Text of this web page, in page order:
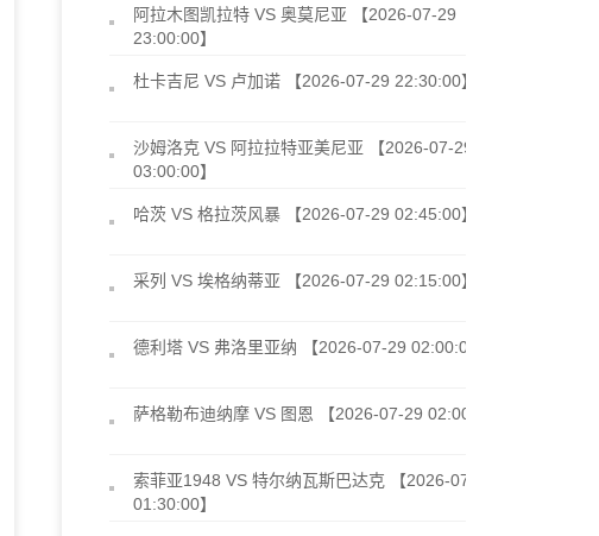
阿拉木图凯拉特 VS 奥莫尼亚 【2026-07-29
23:00:00】
杜卡吉尼 VS 卢加诺 【2026-07-29 22:30:00】
沙姆洛克 VS 阿拉拉特亚美尼亚 【2026-07-29
03:00:00】
哈茨 VS 格拉茨风暴 【2026-07-29 02:45:00】
采列 VS 埃格纳蒂亚 【2026-07-29 02:15:00】
德利塔 VS 弗洛里亚纳 【2026-07-29 02:00:00】
萨格勒布迪纳摩 VS 图恩 【2026-07-29 02:00:00】
索菲亚1948 VS 特尔纳瓦斯巴达克 【2026-07-29
01:30:00】